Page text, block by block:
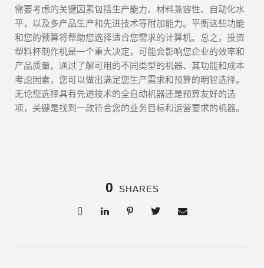
需要考虑的关键因素包括生产能力、材料兼容性、自动化水
平，以及多产品生产和先进技术等附加能力。平衡这些功能
和您的预算将帮助您选择适合您需求的计算机。总之，投资
塑料杯制作机是一个重大决定，可能会影响您企业的效率和
产品质量。通过了解可用的不同类型的机器、其功能和成本
考虑因素，您可以做出满足您生产需求和预算的明智选择。
无论您选择具有先进技术的全自动机器还是预算友好的选
项，关键是找到一款符合您的业务目标和运营要求的机器。
0 SHARES